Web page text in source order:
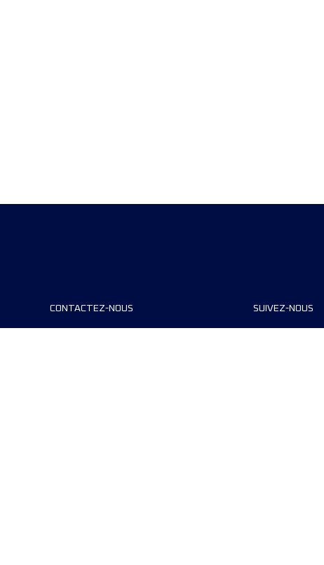
CONTACTEZ-NOUS SUIVEZ-NOUS